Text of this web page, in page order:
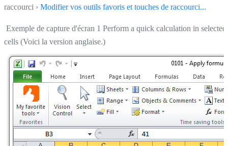
raccourci › Modifier vos outils favoris et touches de raccourci...
Exemple de capture d'écran 1 Perform a quick calculation in selected
cells (Voici la version anglaise.)